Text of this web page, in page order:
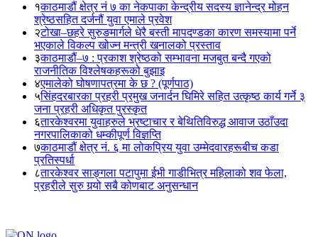
१काठमाडौं क्षेत्र नं ७ का नेकपाका केन्द्रीय सदस्य ज्ञानेन्द्र मोहन
श्रेष्ठसहित दर्जनौं युवा एमाले प्रवेश
२टोखा–छहरे सुरुङमार्गले धेरै बस्ती मापदण्डका कारण समस्यामा पर्ने
भएकाले विकल्प खोज्न मन्त्री खनालको प्रस्ताव
३काठमाडौं–७ : प्रकाश श्रेष्ठको सम्भावना मजबुत बन्दै गएको
राजनीतिक विश्लेषकहरूको बुझाइ
४एमालेको घोषणापत्रमा के छ ? (पूर्णपाठ)
५सिंहदरबारका प्रहरी प्रमुख जनार्दन घिमिरे सहित उत्कृष्ठ कार्य गर्ने ३
जना प्रहरी अधिकृत पुरस्कृत
६तारकेश्वरमा युवाहरुले भ्रष्टाचार र बेथितिविरुद्ध आवाज उठाँउदा
नगरपालिकाको धम्कीपूर्ण विज्ञप्ति
७काठमाडौं क्षेत्र नं. ६ मा लोकप्रिय युवा उम्मेदवारहरूबीच कडा
प्रतिस्पर्धा
८तारकेश्वर साङ्गला पटापुमा ईभी गाडीभित्र महिलाको शव फेला,
प्रहरीले सुरु गर्‍यो सबै कोणबाट अनुसन्धान